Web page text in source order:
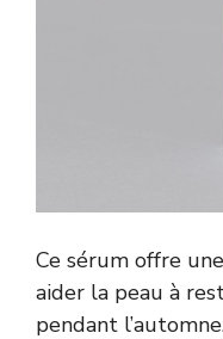
Ce sérum offre
aider la peau à
pendant